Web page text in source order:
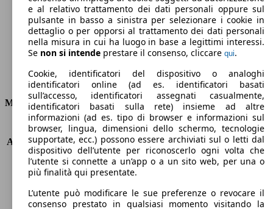
Ø 9.2 l/100km
Consumi
Motore e Prestazioni
KW (PS)
269 kW (365 PS)
Accelerazione (0-100 km/h) 4.6s
Velocità massima (km/h)
290 km/h
Numero di marce
6
Cilindrata
2497 ccm
e al relativo trattamento dei dati personali oppure sul
pulsante in basso a sinistra per selezionare i cookie in
dettaglio o per opporsi al trattamento dei dati personali
nella misura in cui ha luogo in base a legittimi interessi.
Se non si intende prestare il consenso, cliccare qui.
Cookie, identificatori del dispositivo o analoghi
identificatori online (ad es. identificatori basati
sull’accesso, identificatori assegnati casualmente,
identificatori basati sulla rete) insieme ad altre
informazioni (ad es. tipo di browser e informazioni sul
browser, lingua, dimensioni dello schermo, tecnologie
supportate, ecc.) possono essere archiviati sul o letti dal
dispositivo dell’utente per riconoscerlo ogni volta che
l’utente si connette a un’app o a un sito web, per una o
più finalità qui presentate.
L’utente può modificare le sue preferenze o revocare il
consenso prestato in qualsiasi momento visitando la